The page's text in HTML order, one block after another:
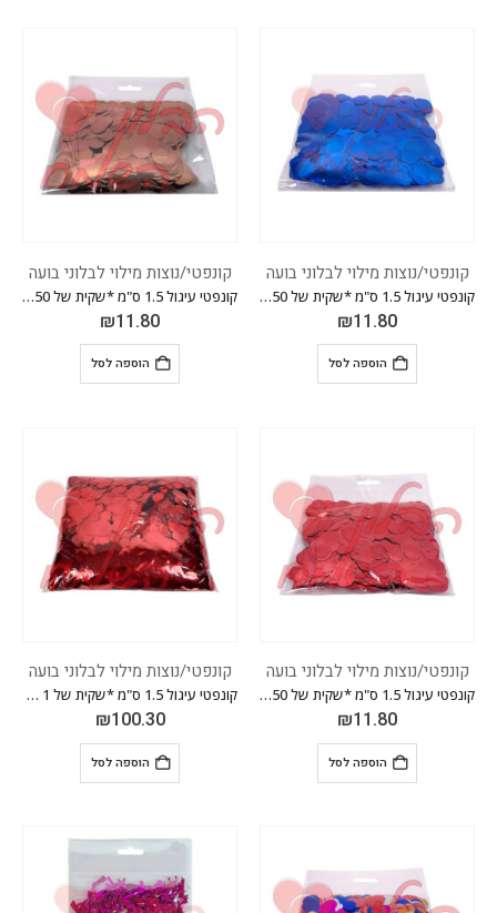
קונפטי/נוצות מילוי לבלוני בועה
קונפטי עיגול 1.5 ס"מ *שקית של 50 גרם* *צבע כחול*
₪11.80
הוספה לסל
קונפטי/נוצות מילוי לבלוני בועה
קונפטי עיגול 1.5 ס"מ *שקית של 50 גרם* *צבע רוז גולד*
₪11.80
הוספה לסל
קונפטי/נוצות מילוי לבלוני בועה
קונפטי עיגול 1.5 ס"מ *שקית של 50 גרם* *צבע אדום*
₪11.80
הוספה לסל
קונפטי/נוצות מילוי לבלוני בועה
קונפטי עיגול 1.5 ס"מ *שקית של 1 ק"ג* *צבע אדום*
₪100.30
הוספה לסל